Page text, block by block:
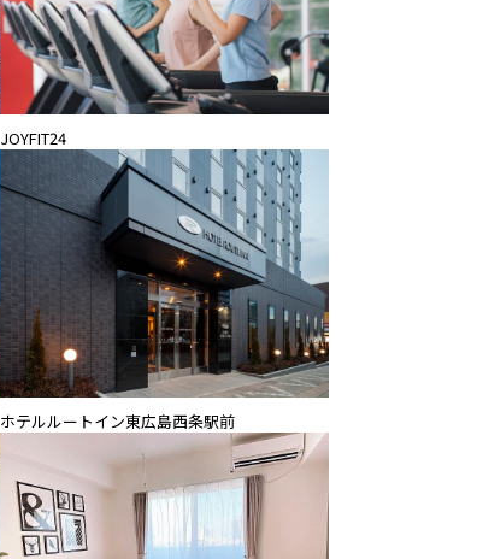
JOYFIT24
ホテルルートイン東広島西条駅前